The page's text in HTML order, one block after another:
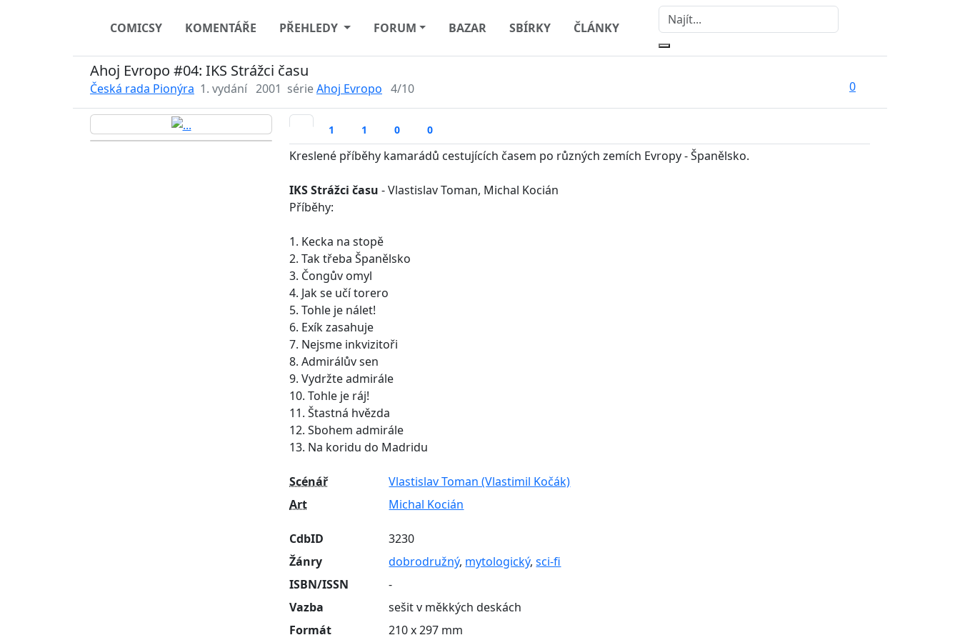
COMICSY KOMENTÁŘE PŘEHLEDY FORUM BAZAR SBÍRKY ČLÁNKY
Ahoj Evropo #04: IKS Strážci času
Česká rada Pionýra 1. vydání 2001 sérieAhoj Evropo 4/10 0
1 1 0 0
Kreslené příběhy kamarádů cestujících časem po různých zemích Evropy - Španělsko.
IKS Strážci času - Vlastislav Toman, Michal Kocián
Příběhy:
1. Kecka na stopě
2. Tak třeba Španělsko
3. Čongův omyl
4. Jak se učí torero
5. Tohle je nálet!
6. Exík zasahuje
7. Nejsme inkvizitoři
8. Admirálův sen
9. Vydržte admirále
10. Tohle je ráj!
11. Štastná hvězda
12. Sbohem admirále
13. Na koridu do Madridu
Scénář
Vlastislav Toman (Vlastimil Kočák)
Art
Michal Kocián
CdbID
3230
Žánry
dobrodružný, mytologický,sci-fi
ISBN/ISSN
-
Vazba
sešit v měkkých deskách
Formát
210 x 297 mm